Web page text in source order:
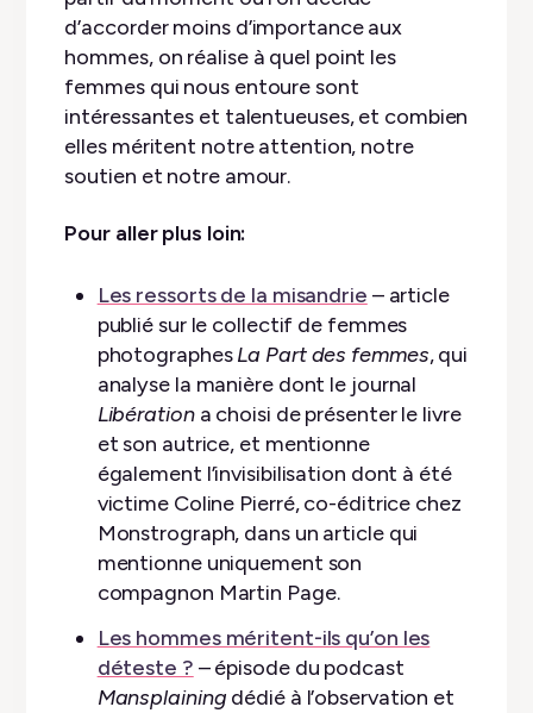
d’accorder moins d’importance aux
hommes, on réalise à quel point les
femmes qui nous entoure sont
intéressantes et talentueuses, et combien
elles méritent notre attention, notre
soutien et notre amour.
Pour aller plus loin:
Les ressorts de la misandrie – article
publié sur le collectif de femmes
photographesLa Part des femmes, qui
analyse la manière dont le journal
Libérationa choisi de présenter le livre
et son autrice, et mentionne
également l’invisibilisation dont à été
victime Coline Pierré, co-éditrice chez
Monstrograph, dans un article qui
mentionne uniquement son
compagnon Martin Page.
Les hommes méritent-ils qu’on les
déteste ? – épisode du podcast
Mansplaining dédié à l’observation et